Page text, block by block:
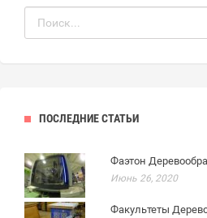
ПОСЛЕДНИЕ СТАТЬИ
Фаэтон
Июнь 26, 2020
Факультеты